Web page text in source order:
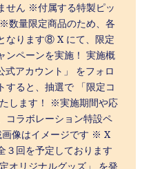
せん ※付属する特製ピッ
数量限定商品のため、各
なります⑧ X にて、限定
ンペーンを実施！ 実施概
式アカウント」 をフォロ
すると、抽選で 「限定コ
します！ ※実施期間や応
コラボレーション特設ペ
像はイメージです ※ X
３回を予定しております
オリジナルグッズ」 を発